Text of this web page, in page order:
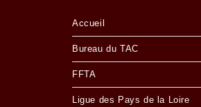
Accueil
Bureau du TAC
FFTA
Ligue des Pays de la Loire